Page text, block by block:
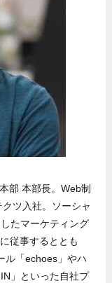
部 本部長。Web制
ツ入社。ソーシャ
たマーケティング
従事するととも
ル「echoes」やハ
」といった自社プ